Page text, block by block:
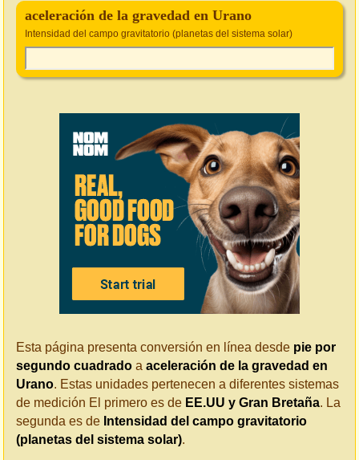
aceleración de la gravedad en Urano
Intensidad del campo gravitatorio (planetas del sistema solar)
Esta página presenta conversión en línea desde pie por
segundo cuadrado a aceleración de la gravedad en
Urano. Estas unidades pertenecen a diferentes sistemas
de medición El primero es de EE.UU y Gran Bretaña. La
segunda es de Intensidad del campo gravitatorio
(planetas del sistema solar).